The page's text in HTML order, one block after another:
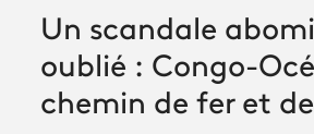
Creators
À la une
Un scandale
oublié : Congo-
chemin de fer et